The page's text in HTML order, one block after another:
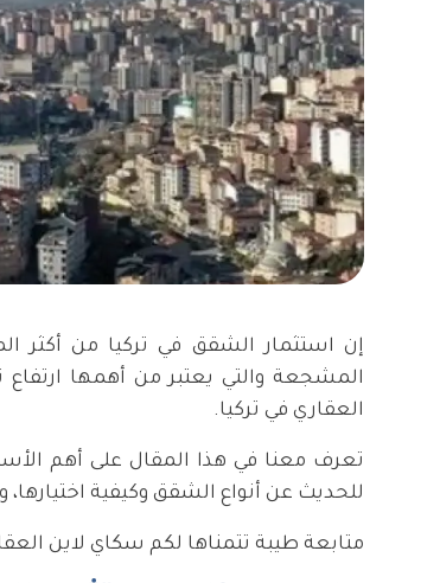
إن استثمار الشقق في تركيا من أكثر
المشجعة والتي يعتبر من أهمها ارتفاع
العقاري في تركيا.
تعرف معنا في هذا المقال على أهم
للحديث عن أنواع الشقق وكيفية
متابعة طيبة تتمناها لكم سكاي لاين